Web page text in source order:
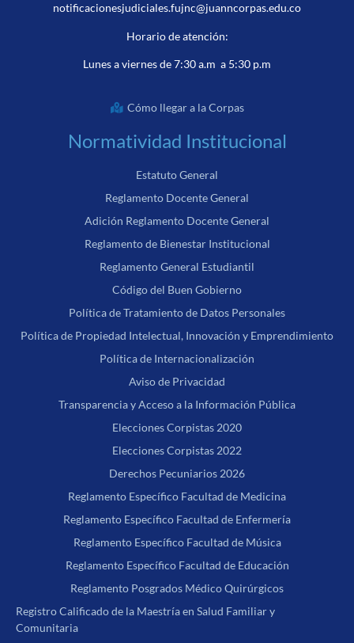
notificacionesjudiciales.fujnc@juanncorpas.edu.co
Horario de atención:
Lunes a viernes de 7:30 a.m a 5:30 p.m
Cómo llegar a la Corpas
Normatividad Institucional
Estatuto General
Reglamento Docente General
Adición Reglamento Docente General
Reglamento de Bienestar Institucional
Reglamento General Estudiantil
Código del Buen Gobierno
Política de Tratamiento de Datos Personales
Política de Propiedad Intelectual, Innovación y Emprendimiento
Política de Internacionalización
Aviso de Privacidad
Transparencia y Acceso a la Información Pública
Elecciones Corpistas 2020
Elecciones Corpistas 2022
Derechos Pecuniarios 2026
Reglamento Específico Facultad de Medicina
Reglamento Específico Facultad de Enfermería
Reglamento Específico Facultad de Música
Reglamento Específico Facultad de Educación
Reglamento Posgrados Médico Quirúrgicos
Registro Calificado de la Maestría en Salud Familiar y
Comunitaria